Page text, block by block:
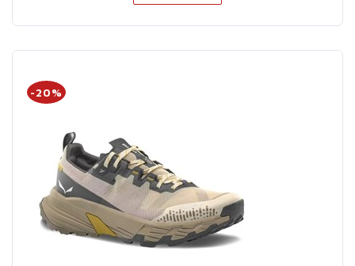
-20%